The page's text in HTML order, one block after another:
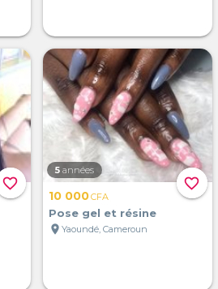
favorite_border favorite_border
5 années
10 000CFA
Pose gel et résine
location_on Yaoundé, Cameroun